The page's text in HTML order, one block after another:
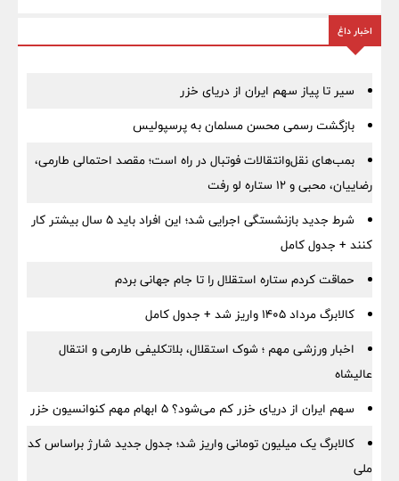
اخبار داغ
سیر تا پیاز سهم ایران از دریای خزر
بازگشت رسمی محسن مسلمان به پرسپولیس
بمب‌های نقل‌وانتقالات فوتبال در راه است؛ مقصد احتمالی طارمی،
رضاییان، محبی و ۱۲ ستاره لو رفت
شرط جدید بازنشستگی اجرایی شد؛ این افراد باید ۵ سال بیشتر کار
کنند + جدول کامل
حماقت کردم ستاره استقلال را تا جام جهانی بردم
کالابرگ مرداد ۱۴۰۵ واریز شد + جدول کامل
اخبار ورزشی مهم ؛ شوک استقلال، بلاتکلیفی طارمی و انتقال
عالیشاه
سهم ایران از دریای خزر کم می‌شود؟ ۵ ابهام مهم کنوانسیون خزر
کالابرگ یک میلیون تومانی واریز شد؛ جدول جدید شارژ براساس کد
ملی